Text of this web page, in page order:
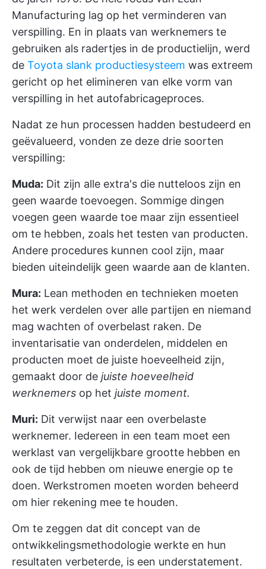
Manufacturing lag op het verminderen van
verspilling. En in plaats van werknemers te
gebruiken als radertjes in de productielijn, werd
de Toyota slank productiesysteem was extreem
gericht op het elimineren van elke vorm van
verspilling in het autofabricageproces.
Nadat ze hun processen hadden bestudeerd en
geëvalueerd, vonden ze deze drie soorten
verspilling:
Muda: Dit zijn alle extra's die nutteloos zijn en
geen waarde toevoegen. Sommige dingen
voegen geen waarde toe maar zijn essentieel
om te hebben, zoals het testen van producten.
Andere procedures kunnen cool zijn, maar
bieden uiteindelijk geen waarde aan de klanten.
Mura: Lean methoden en technieken moeten
het werk verdelen over alle partijen en niemand
mag wachten of overbelast raken. De
inventarisatie van onderdelen, middelen en
producten moet de juiste hoeveelheid zijn,
gemaakt door de juiste hoeveelheid
werknemers op het juiste moment.
Muri: Dit verwijst naar een overbelaste
werknemer. Iedereen in een team moet een
werklast van vergelijkbare grootte hebben en
ook de tijd hebben om nieuwe energie op te
doen. Werkstromen moeten worden beheerd
om hier rekening mee te houden.
Om te zeggen dat dit concept van de
ontwikkelingsmethodologie werkte en hun
resultaten verbeterde, is een understatement.